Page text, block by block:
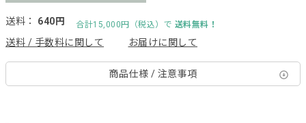
送料： 640円 合計15,000円（税込）で 送料無料！
送料 / 手数料に関して お届けに関して
商品仕様 / 注意事項